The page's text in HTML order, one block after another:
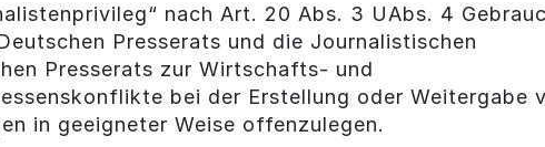
nach Art. 20 Abs. 3 UAbs. 4
Presserats und die Journalistischen
Presserats zur Wirtschafts- und
bei der Erstellung oder Weitergabe
in geeigneter Weise offenzulegen.